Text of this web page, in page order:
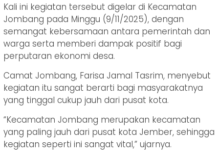
Kali ini kegiatan tersebut digelar di Kecamatan
Jombang pada Minggu (9/11/2025), dengan
semangat kebersamaan antara pemerintah dan
warga serta memberi dampak positif bagi
perputaran ekonomi desa.
Camat Jombang, Farisa Jamal Tasrim, menyebut
kegiatan itu sangat berarti bagi masyarakatnya
yang tinggal cukup jauh dari pusat kota.
“Kecamatan Jombang merupakan kecamatan
yang paling jauh dari pusat kota Jember, sehingga
kegiatan seperti ini sangat vital,” ujarnya.